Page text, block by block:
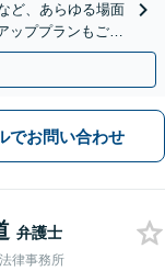
ど、あらゆる場面
ッププランもご用
でお問い合わせ
弁護士
律事務所